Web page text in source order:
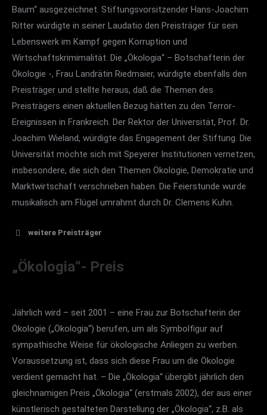
Baum“ ausgezeichnet. Stiftungsvorsitzender Hans-Joachim
Ritter würdigte in seiner Laudatio den Preisträger für sein
Lebenswerk im Kampf gegen Korruption und
Wirtschaftskrimimalität. Die „Ökologia“ – Botschafterin der
Ökologie -, Frau Landrätin Riedmaier, würdigte ebenfalls den
Preisträger und stellte heraus, daß die Themen des
Preisträgers einen aktuellen Bezug hätten zu den Terror-
Ereignissen in Frankreich. Der Rektor der Universität, Prof. Dr.
Joachim Wieland, würdigte das Engagement der Stiftung. Die
Universität möchte sich mit Speyerer Institutionen vernetzen,
insbesondere, die sich den Themen Ökologie, Demokratie und
Marktwirtschaft verschrieben haben. Die Feierstunde wurde
musikalisch am Flügel umrahmt durch Dr. Clemens Kuhn.
weitere Preisträger
Im Rahmen der Jubiläumsveranstaltung 10
Neustadt/Südpfalz am 9. März 2013 im
Victoriasaal des Kommunikationszentrums der
VR-Bank Südpfalz in Rülzheim wurde Prof. Dr.-
Ing. M. Norbert Fisch mit dem Umweltpreis
„Goldener Baum“ ausgezeichnet.
Die Veranstaltung wurde musikalisch durch das
Trio simply swing umrahmt.
„Ökologia“- Preis
Jährlich wird – seit 2001 – eine Frau zur Botschafterin der
Ökologie („Ökologia“) berufen, um als Symbolfigur auf
sympathische Weise für ökologische Anliegen zu werben.
Voraussetzung ist, dass sich diese Frau um die Ökologie
verdient gemacht hat. – Die „Ökologia“ übergibt jährlich den
gleichnamigen Preis „Ökologia“ (erstmals 2002), der aus einer
künstlerisch gestalteten Darstellung der „Ökologia“, z.B. als